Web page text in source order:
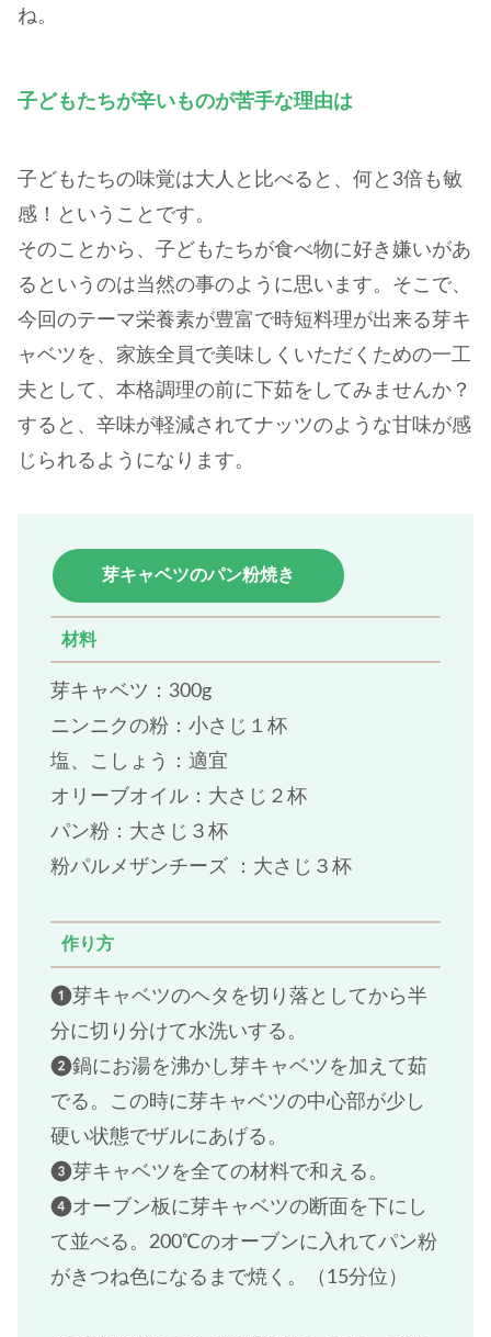
ね。
子どもたちが辛いものが苦手な理由は
子どもたちの味覚は大人と比べると、何と3倍も敏
感！ということです。
そのことから、子どもたちが食べ物に好き嫌いがあ
るというのは当然の事のように思います。そこで、
今回のテーマ栄養素が豊富で時短料理が出来る芽キ
ャベツを、家族全員で美味しくいただくための一工
夫として、本格調理の前に下茹をしてみませんか？
すると、辛味が軽減されてナッツのような甘味が感
じられるようになります。
芽キャベツのパン粉焼き
材料
芽キャベツ：300g
ニンニクの粉：小さじ１杯
塩、こしょう：適宜
オリーブオイル：大さじ２杯
パン粉：大さじ３杯
粉パルメザンチーズ ：大さじ３杯
作り方
❶芽キャベツのヘタを切り落としてから半
分に切り分けて水洗いする。
❷鍋にお湯を沸かし芽キャベツを加えて茹
でる。この時に芽キャベツの中心部が少し
硬い状態でザルにあげる。
❸芽キャベツを全ての材料で和える。
❹オーブン板に芽キャベツの断面を下にし
て並べる。200℃のオーブンに入れてパン粉
がきつね色になるまで焼く。（15分位）